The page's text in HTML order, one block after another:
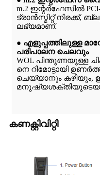
m.2 ഇന്റർഫേസിൽ
ട്രാൻസ്മിറ്റ്
ലഭ്യമാണ്.
● എളുപ്പത്തിലുള്ള
പരിപാലന ചെലവും
WOL പിന്തുണയുള്ള
നെ റിമോട്ടായി
ചെയ്യാനും കഴിയും,
മനുഷ്യശക്തിയുടെയും
കണക്റ്റിവിറ്റി